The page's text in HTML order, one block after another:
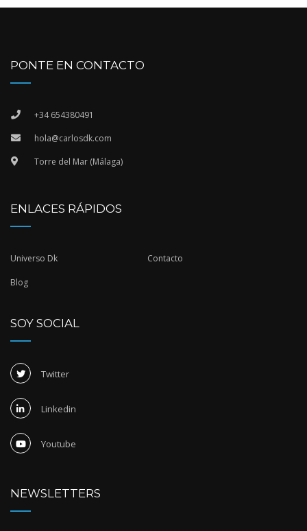
PONTE EN CONTACTO
+34 654380491
hola@carlosdk.com
Torre del Mar (Málaga)
ENLACES RÁPIDOS
Universo Dk Contacto
Blog
SOY SOCIAL
Twitter
Linkedin
Youtube
NEWSLETTERS